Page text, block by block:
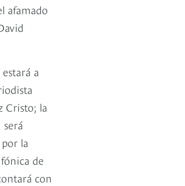
afamado
a
Cristo; la
la
de
con